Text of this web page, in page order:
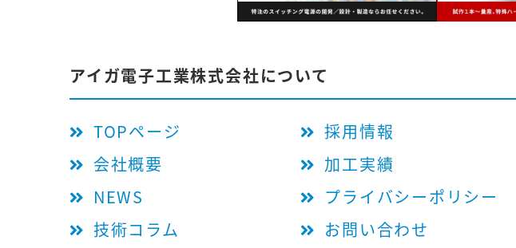
アイガ電子工業株式会社について
TOPページ
会社概要
NEWS
技術コラム
採用情報
加工実績
プライバシーポリシー
お問い合わせ